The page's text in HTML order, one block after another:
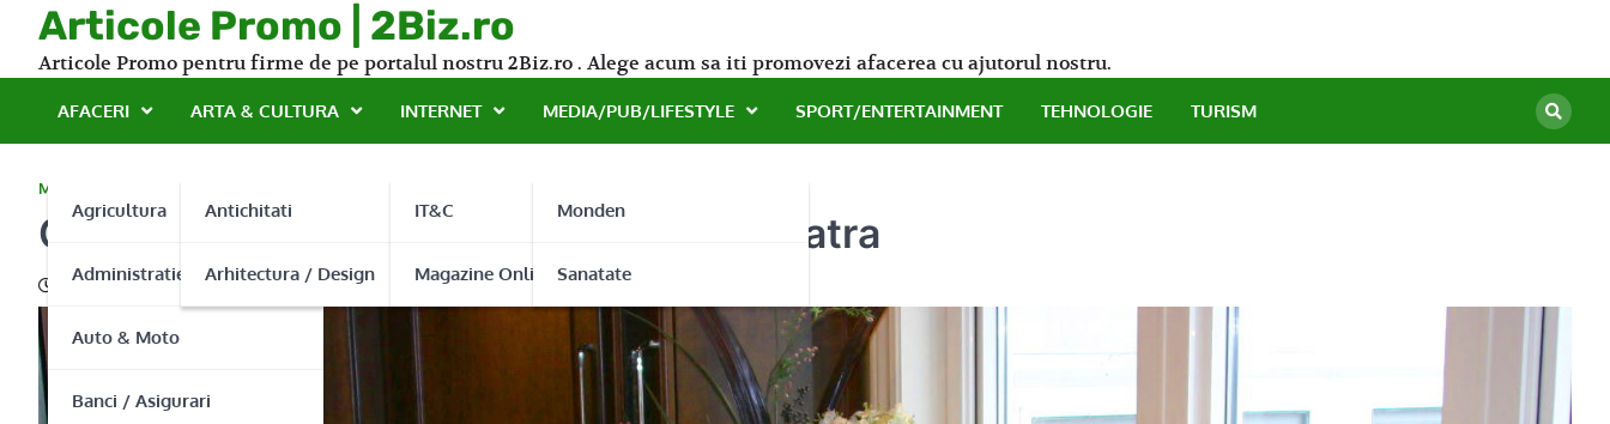
content
Articole Promo | 2Biz.ro
Articole Promo pentru firme de pe portalul nostru 2Biz.ro . Alege acum sa iti promovezi afacerea cu ajutorul nostru.
AFACERI
Agricultura
Administratie Publica
Auto & Moto
Banci / Asigurari
ARTA & CULTURA
Antichitati
Arhitectura / Design
INTERNET
IT&C
Magazine Online
MEDIA/PUB/LIFESTYLE
Monden
Sanatate
SPORT/ENTERTAINMENT TEHNOLOGIE TURISM
MAGAZINE ONLINE
Granit Bucuresti – cea mai decorativa piatra
03/06/2016